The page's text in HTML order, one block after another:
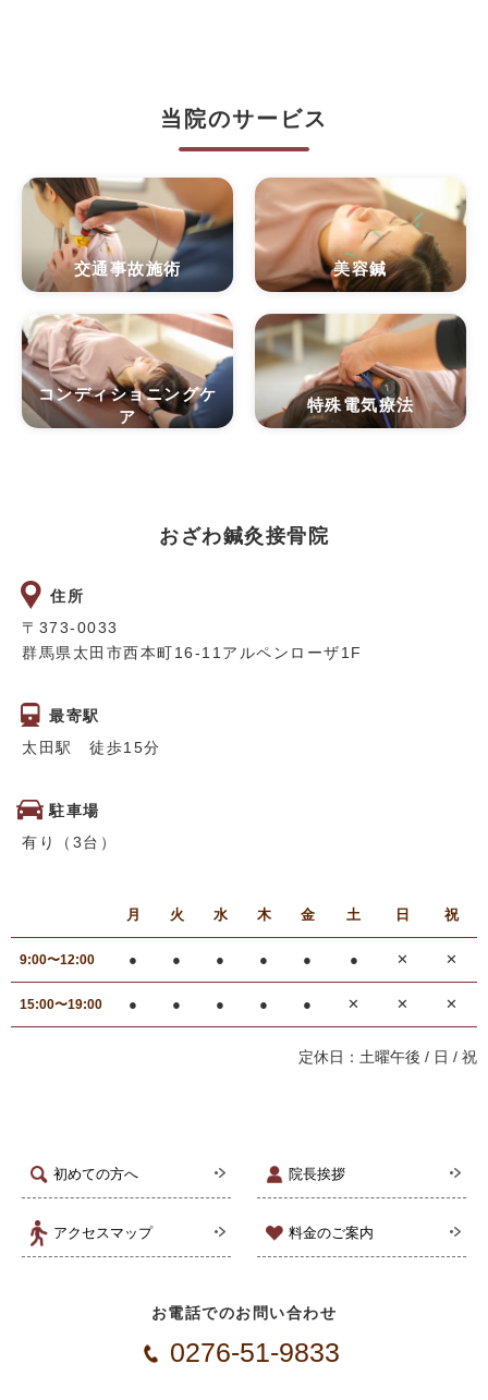
当院のサービス
交通事故施術 美容鍼
コンディショニングケ
ア
特殊電気療法
初めての方へ 院長挨拶
アクセスマップ 料金のご案内
おざわ鍼灸接骨院
住所
〒373-0033
群馬県太田市西本町16-11アルペンローザ1F
最寄駅
太田駅 徒歩15分
駐車場
有り（3台）
月 火 水 木 金 土 日 祝
9:00〜12:00 ● ● ● ● ● ● ✕ ✕
15:00〜19:00 ● ● ● ● ● ✕ ✕ ✕
定休日：土曜午後 / 日 / 祝
お電話でのお問い合わせ
0276-51-9833